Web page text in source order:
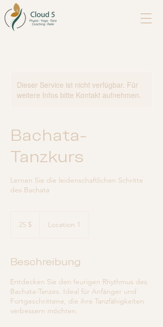
Dieser Service ist nicht verfügbar. Für
weitere Infos bitte Kontakt aufnehmen.
Bachata-
Tanzkurs
Lernen Sie die leidenschaftlichen Schritte
des Bachata
Dollar25 $ Location 1
Beschreibung
Entdecken Sie den feurigen Rhythmus des
Bachata-Tanzes. Ideal für Anfänger und
Fortgeschrittene, die ihre Tanzfähigkeiten
verbessern möchten.